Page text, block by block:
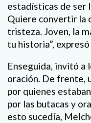
estadísticas de ser
Quiere convertir la
tristeza. Joven, la
tu historia”,
Enseguida, invitó a
oración. De frente,
por quienes
por las butacas y
esto sucedía,